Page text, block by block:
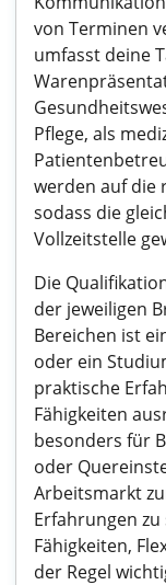
von Terminen
umfasst deine
Pflege, als
werden auf die
sodass die
Vollzeitstelle
Die
der jeweiligen
Bereichen ist
oder ein
praktische
Fähigkeiten
besonders für
oder
Arbeitsmarkt
Erfahrungen
Fähigkeiten,
der Regel